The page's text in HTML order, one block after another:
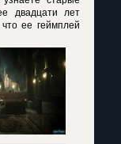
двадцати лет
ее геймплей